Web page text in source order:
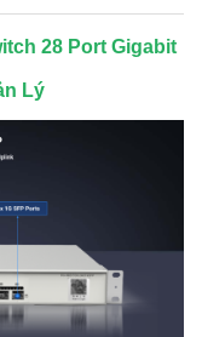
28 Port Gigabit
Lý